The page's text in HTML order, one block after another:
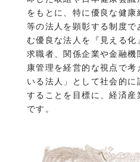
をもとに、特に優良な健
等の法人を顕彰する制度で
む優良な法人を『見える
求職者、関係企業や金融
康管理を経営的な視点で
いる法人」として社会的
することを目標に、経済
です。